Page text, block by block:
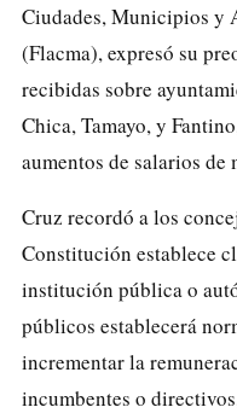
Ciudades, Municipios y
(Flacma), expresó su
recibidas sobre
Chica, Tamayo, y
aumentos de salarios de
Cruz recordó a los
Constitución establece
institución pública o
públicos establecerá
incrementar la
incumbentes o